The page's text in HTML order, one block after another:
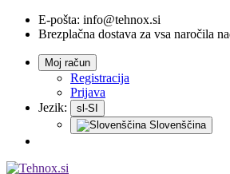
E-pošta: info@tehnox.si
Brezplačna dostava za vsa naročila
Moj račun
Registracija
Prijava
Jezik:
sl-SI
Slovenščina